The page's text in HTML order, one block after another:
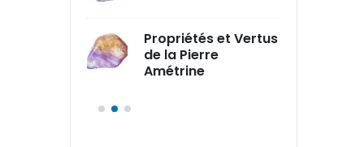
Propriétés et Vertus
de la Pierre
Amétrine